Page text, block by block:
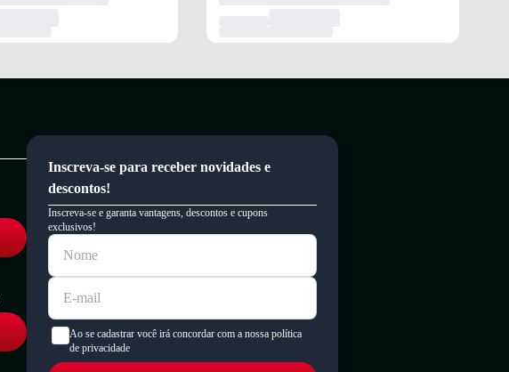
Inscreva-se para receber novidades e
descontos!
Inscreva-se e garanta vantagens, descontos e cupons
exclusivos!
Ao se cadastrar você irá concordar com a nossa política
de privacidade